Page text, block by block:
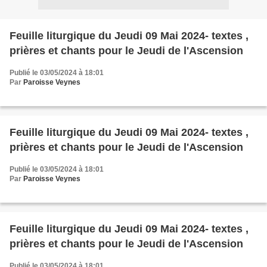
Feuille liturgique du Jeudi 09 Mai 2024- textes ,
prières et chants pour le Jeudi de l'Ascension
Publié le 03/05/2024 à 18:01
Par Paroisse Veynes
Feuille liturgique du Jeudi 09 Mai 2024- textes ,
prières et chants pour le Jeudi de l'Ascension
Publié le 03/05/2024 à 18:01
Par Paroisse Veynes
Feuille liturgique du Jeudi 09 Mai 2024- textes ,
prières et chants pour le Jeudi de l'Ascension